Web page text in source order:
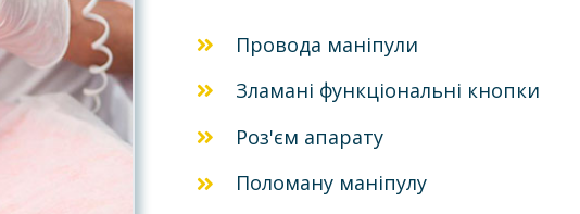
Провода маніпули
Зламані функціональні кнопки
Роз'єм апарату
Поломану маніпулу